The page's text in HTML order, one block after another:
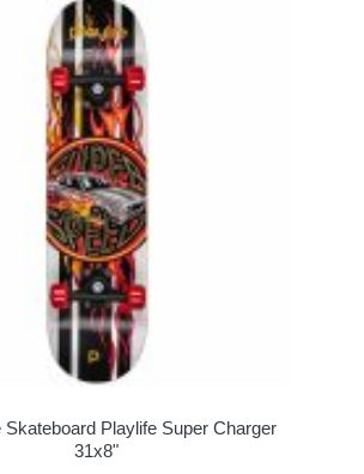
Skateboard Playlife Super Charger
31x8"